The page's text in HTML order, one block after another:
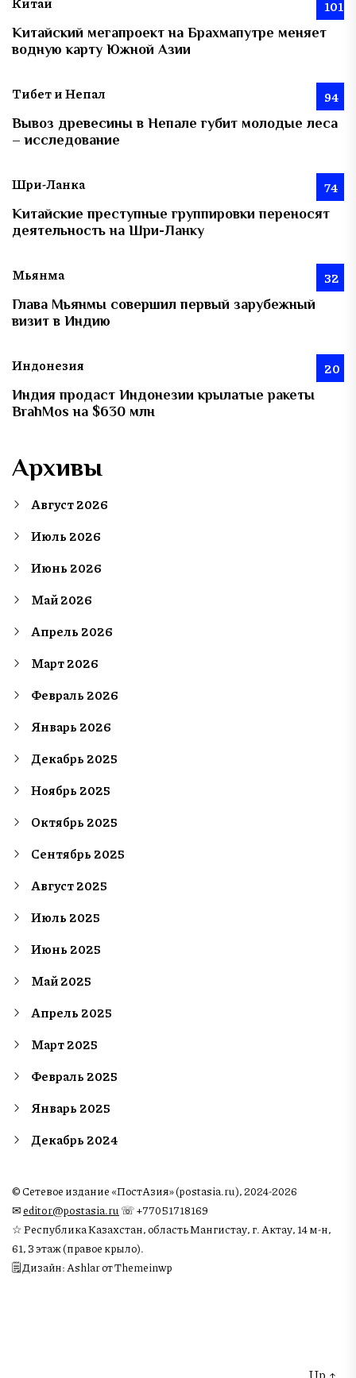
101
Китайский мегапроект на Брахмапутре меняет
водную карту Южной Азии
Тибет и Непал 94
Вывоз древесины в Непале губит молодые леса
– исследование
Шри-Ланка 74
Китайские преступные группировки переносят
деятельность на Шри-Ланку
Мьянма 32
Глава Мьянмы совершил первый зарубежный
визит в Индию
Индонезия 20
Индия продаст Индонезии крылатые ракеты
BrahMos на $630 млн
Архивы
Август 2026
Июль 2026
Июнь 2026
Май 2026
Апрель 2026
Март 2026
Февраль 2026
Январь 2026
Декабрь 2025
Ноябрь 2025
Октябрь 2025
Сентябрь 2025
Август 2025
Июль 2025
Июнь 2025
Май 2025
Апрель 2025
Март 2025
Февраль 2025
Январь 2025
Декабрь 2024
© Сетевое издание «ПостАзия» (postasia.ru), 2024-2026
✉︎editor@postasia.ru ☏ +77051718169
☆ Республика Казахстан, область Мангистау, г. Актау, 14 м-н,
61, 3 этаж (правое крыло).
🗒 Дизайн: Ashlar от Themeinwp